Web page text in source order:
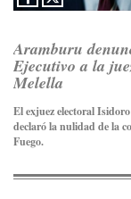
Aramburu
Ejecutivo a la
Melella
El exjuez electoral
declaró la nulidad de la
Fuego.